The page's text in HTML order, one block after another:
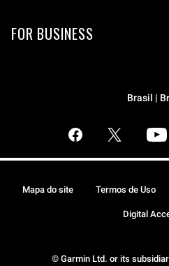
FOR BUSINESS
Brasil |
© Garmin Ltd. or its
Mapa do site Termos de Uso
Digital